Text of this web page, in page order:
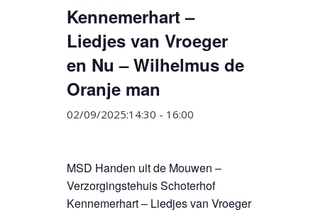
Kennemerhart –
Liedjes van Vroeger
en Nu – Wilhelmus de
Oranje man
02/09/2025:14:30 - 16:00
MSD Handen uit de Mouwen –
Verzorgingstehuis Schoterhof
Kennemerhart – Liedjes van Vroeger